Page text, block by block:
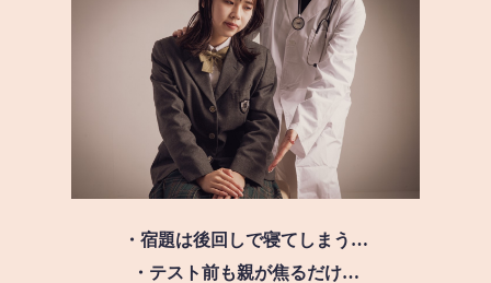
・宿題は後回しで寝てしまう…
・テスト前も親が焦るだけ…